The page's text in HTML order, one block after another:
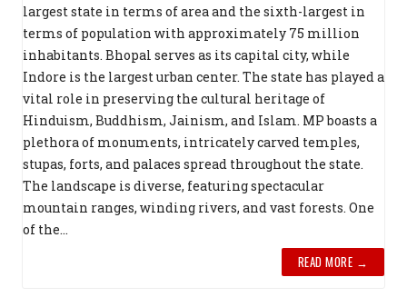
largest state in terms of area and the sixth-largest in
terms of population with approximately 75 million
inhabitants. Bhopal serves as its capital city, while
Indore is the largest urban center. The state has played a
vital role in preserving the cultural heritage of
Hinduism, Buddhism, Jainism, and Islam. MP boasts a
plethora of monuments, intricately carved temples,
stupas, forts, and palaces spread throughout the state.
The landscape is diverse, featuring spectacular
mountain ranges, winding rivers, and vast forests. One
of the...
READ MORE →